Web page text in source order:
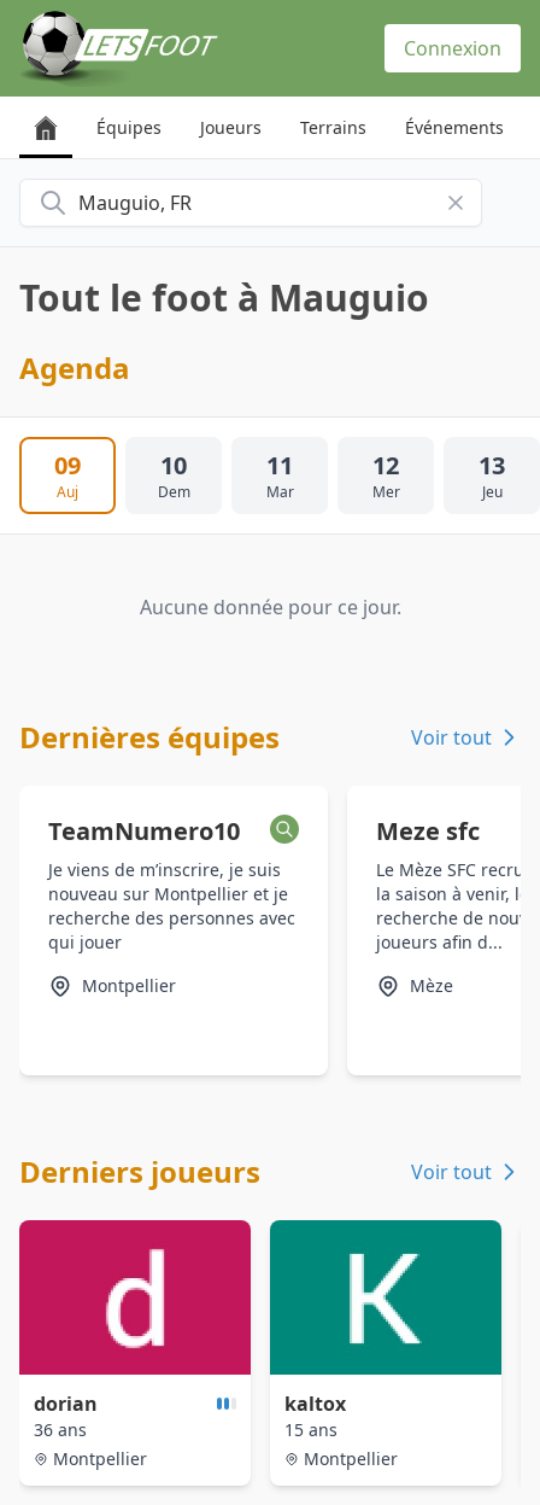
Connexion
Équipes Joueurs Terrains Événements
Rechercher une ville
Tout le foot à Mauguio
Agenda
09
Auj
10
Dem
11
Mar
12
Mer
13
Jeu
Aucune donnée pour ce jour.
Dernières équipes Voir tout
TeamNumero10
Je viens de m’inscrire, je suis
nouveau sur Montpellier et je
recherche des personnes avec
qui jouer
Montpellier
Meze sfc
Le Mèze SFC
la saison à venir, le
recherche de
joueurs afin d...
Mèze
Derniers joueurs Voir tout
dorian
36 ans
Montpellier
kaltox
15 ans
Montpellier
Panneau de gestion des cookies